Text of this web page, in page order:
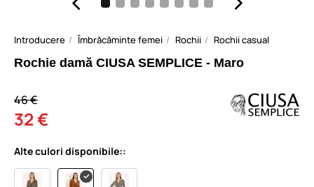
Introducere Îmbrăcăminte femei Rochii Rochii casual
Rochie damă CIUSA SEMPLICE - Maro
46 €
32 €
Alte culori disponibile::